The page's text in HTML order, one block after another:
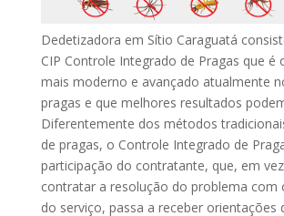
Dedetizadora em Sítio Caraguatá
CIP Controle Integrado de Pragas que é
mais moderno e avançado atualmente
pragas e que melhores resultados
Diferentemente dos métodos
de pragas, o Controle Integrado de
participação do contratante, que, em
contratar a resolução do problema com
do serviço, passa a receber orientações